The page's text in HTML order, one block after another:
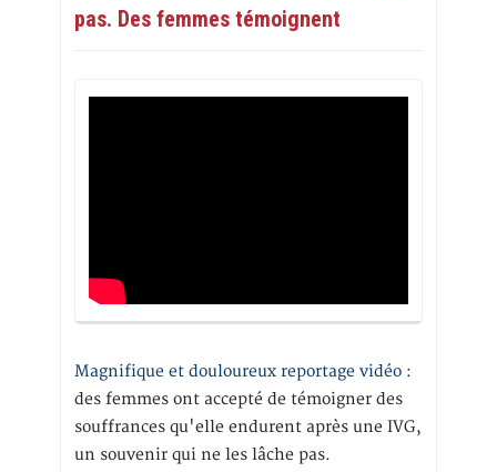
pas. Des femmes témoignent
Magnifique et douloureux reportage vidéo :
des femmes ont accepté de témoigner des
souffrances qu'elle endurent après une IVG,
un souvenir qui ne les lâche pas.